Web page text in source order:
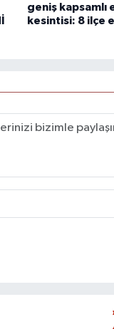
geniş kapsamlı
kesintisi: 8 ilçe